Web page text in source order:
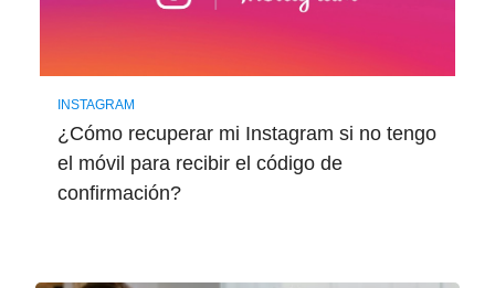
INSTAGRAM
¿Cómo recuperar mi Instagram si no tengo
el móvil para recibir el código de
confirmación?